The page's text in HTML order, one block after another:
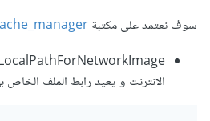
سوف نعتمد على مكتبة
الانترنت و يعيد رابط الملف الخاص